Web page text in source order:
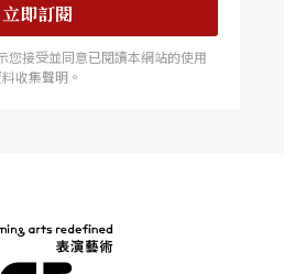
的表演區，分別傳達出男
的意象，肢體隨著舞台空間
影像則加強舞蹈的戲劇特
可以看出肌力和肢體能量，
的探索，只凸顯他對角色扮
立即訂閱
您接受並同意已閱讀本網站的使用
收集聲明。